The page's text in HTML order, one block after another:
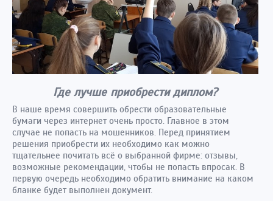
Где лучше приобрести диплом?
В наше время совершить обрести образовательные
бумаги через интернет очень просто. Главное в этом
случае не попасть на мошенников. Перед принятием
решения приобрести их необходимо как можно
тщательнее почитать всё о выбранной фирме: отзывы,
возможные рекомендации, чтобы не попасть впросак. В
первую очередь необходимо обратить внимание на каком
бланке будет выполнен документ.